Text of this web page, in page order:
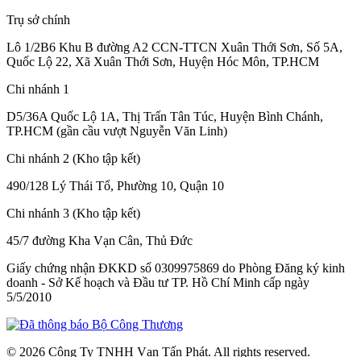
Trụ sở chính
Lô 1/2B6 Khu B đường A2 CCN-TTCN Xuân Thới Sơn, Số 5A,
Quốc Lộ 22, Xã Xuân Thới Sơn, Huyện Hóc Môn, TP.HCM
Chi nhánh 1
D5/36A Quốc Lộ 1A, Thị Trấn Tân Túc, Huyện Bình Chánh,
TP.HCM (gần cầu vượt Nguyễn Văn Linh)
Chi nhánh 2 (Kho tập kết)
490/128 Lý Thái Tổ, Phường 10, Quận 10
Chi nhánh 3 (Kho tập kết)
45/7 đường Kha Vạn Cân, Thủ Đức
Giấy chứng nhận ĐKKD số 0309975869 do Phòng Đăng ký kinh
doanh - Sở Kế hoạch và Đầu tư TP. Hồ Chí Minh cấp ngày
5/5/2010
© 2026 Công Ty TNHH Vạn Tấn Phát. All rights reserved.